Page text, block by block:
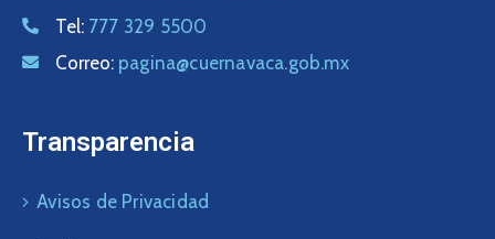
Tel: 777 329 5500
Correo: pagina@cuernavaca.gob.mx
Transparencia
Avisos de Privacidad